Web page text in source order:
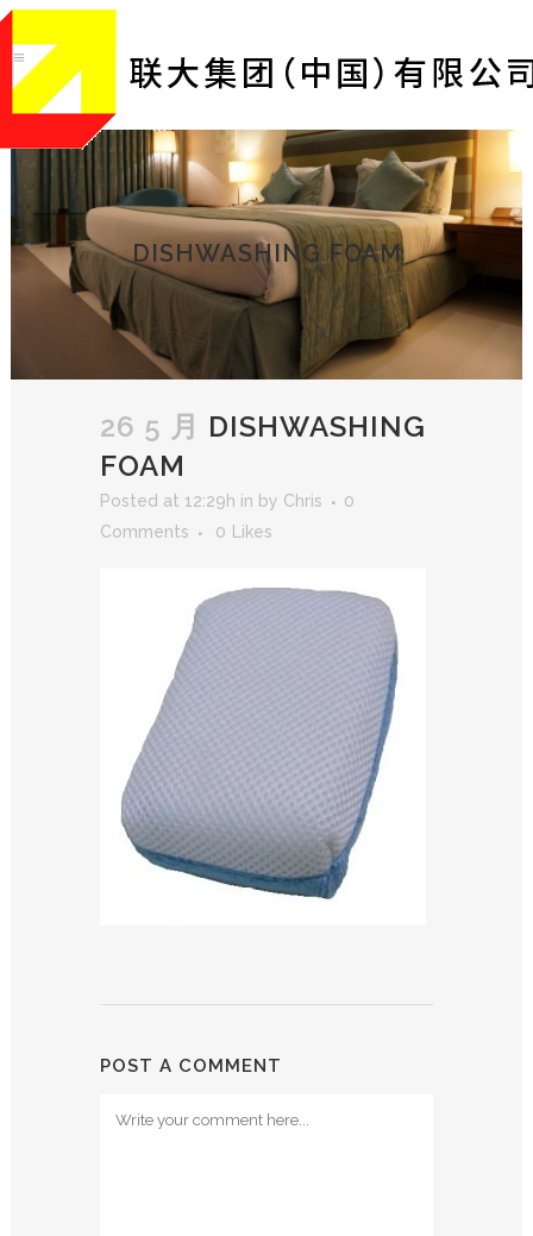
DISHWASHING FOAM
26 5 月 DISHWASHING
FOAM
Posted at 12:29h in by Chris
0
Comments
0 Likes
POST A COMMENT